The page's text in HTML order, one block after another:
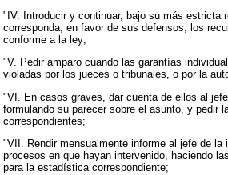
"IV. Introducir y continuar, bajo su más estricta
corresponda, en favor de sus defensos, los
conforme a la ley;
"V. Pedir amparo cuando las garantías
violadas por los jueces o tribunales, o por la
"VI. En casos graves, dar cuenta de ellos al
formulando su parecer sobre el asunto, y pedir
correspondientes;
"VII. Rendir mensualmente informe al jefe de la
procesos en que hayan intervenido, haciendo
para la estadística correspondiente;